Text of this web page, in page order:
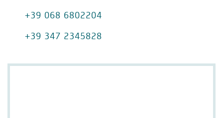
+39 068 6802204
+39 347 2345828